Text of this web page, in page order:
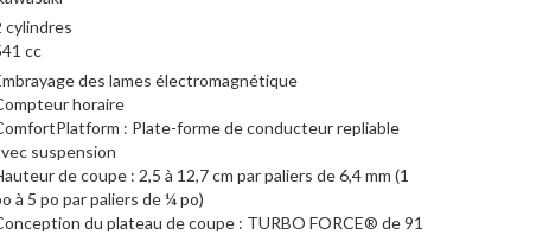
cylindres
cc
des lames électromagnétique
horaire
: Plate-forme de conducteur repliable
suspension
de coupe : 2,5 à 12,7 cm par paliers de 6,4 mm (1
à 5 po par paliers de ¼ po)
du plateau de coupe : TURBO FORCE® de 91